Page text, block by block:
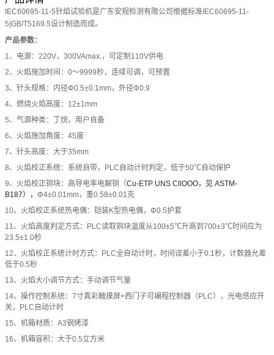
IEC60695-11-5针焰试验机是广东安规检测有限公司根据标准IEC60695-11-
5|GB/T5169.5设计制造而成。
产品参数：
1、电源：220V，300VAmax.，可定制110V供电
2、火焰施加时间：0～9999秒，连续可调，可预置
3、针头规格：内径Φ0.5±0.1mm，外径Φ0.9
4、燃烧火焰高度：12±1mm
5、气源种类：丁烷，用户自备
6、火焰施加角度：45度
7、针头高度：大于35mm
8、火焰校正系统：系统自带，PLC自动计时判定，低于50℃自动保护
9、火焰校正铜块：高导电率电解铜（Cu-ETP UNS CllOOO，见 ASTM-
B187）， Φ4±0.01mm，重0.58±0.01克
10、火焰校正系统热电偶：铠装K型热电偶，Φ0.5护套
11、火焰高度判定方式：PLC读取铜块温度从100±5℃升高到700±3℃时间应为
23.5±1.0秒
12、火焰校正系统计时方式：PLC全自动计时，时间误差小于0.1秒，计数器允差
低于0.5秒
13、火焰大小调节方式：手动调节气量
14、操作控制系统：7寸真彩触摸屏+西门子可编程控制器（PLC），光电感应开
关，PLC自动计时
15、机箱材质：A3钢烤漆
16、机箱容积：大于0.5立方米